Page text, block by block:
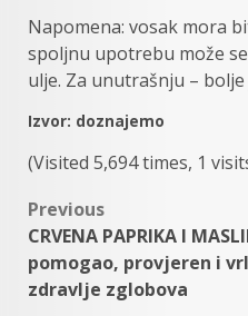
Napomena: vosak mora
spoljnu upotrebu može
ulje. Za unutrašnju –
Izvor: doznajemo
(Visited 5,694 times, 1
Post
navigation
Previous
CRVENA PAPRIKA I
pomogao, provjeren i
zdravlje zglobova